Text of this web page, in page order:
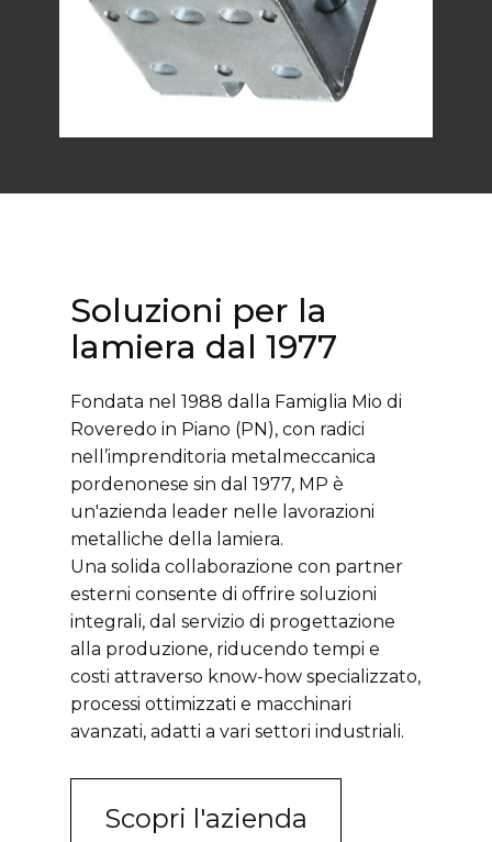
Soluzioni per la
lamiera dal 1977
Fondata nel 1988 dalla Famiglia Mio di
Roveredo in Piano (PN), con radici
nell’imprenditoria metalmeccanica
pordenonese sin dal 1977, MP è
un'azienda leader nelle lavorazioni
metalliche della lamiera.
Una solida collaborazione con partner
esterni consente di offrire soluzioni
integrali, dal servizio di progettazione
alla produzione, riducendo tempi e
costi attraverso know-how specializzato,
processi ottimizzati e macchinari
avanzati, adatti a vari settori industriali.
Scopri l'azienda